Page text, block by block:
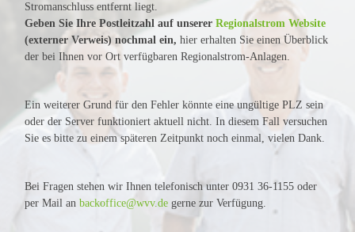
Stromanschluss entfernt liegt.
Geben Sie Ihre Postleitzahl auf unsererRegionalstrom Website
(externer Verweis) nochmal ein, hier erhalten Sie einen Überblick
der bei Ihnen vor Ort verfügbaren Regionalstrom-Anlagen.
Ein weiterer Grund für den Fehler könnte eine ungültige PLZ sein
oder der Server funktioniert aktuell nicht. In diesem Fall versuchen
Sie es bitte zu einem späteren Zeitpunkt noch einmal, vielen Dank.
Bei Fragen stehen wir Ihnen telefonisch unter 0931 36-1155 oder
per Mail anbackoffice@wvv.de gerne zur Verfügung.